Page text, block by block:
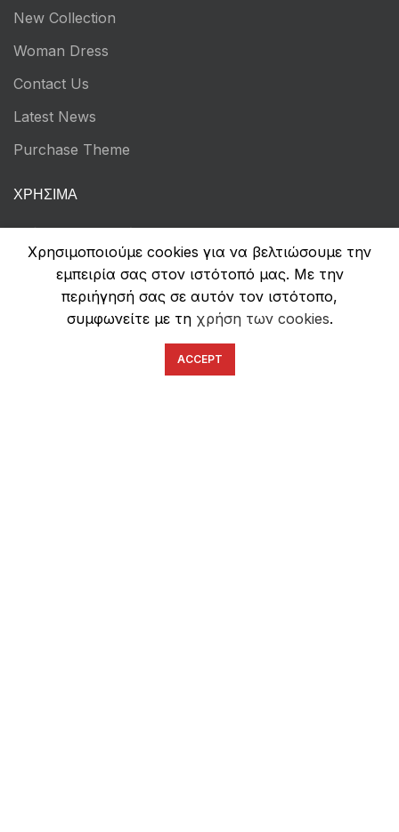
New Collection
Woman Dress
Contact Us
Latest News
Purchase Theme
ΧΡΉΣΙΜΑ
Τρόποι Πληρωμών
Αποστολή & Επιστροφές
Όροι Χρήσης
Πολιτική Απορρήτου
Ασφάλεια Συναλλαγών
Χρησιμοποιούμε cookies για να βελτιώσουμε την
εμπειρία σας στον ιστότοπό μας. Με την
περιήγησή σας σε αυτόν τον ιστότοπο,
συμφωνείτε με τη χρήση των cookies.
ACCEPT